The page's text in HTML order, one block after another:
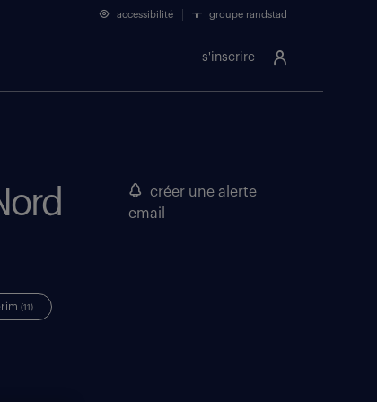
s'inscrire
accessibilité groupe randstad
créer une alerte
email
(11)